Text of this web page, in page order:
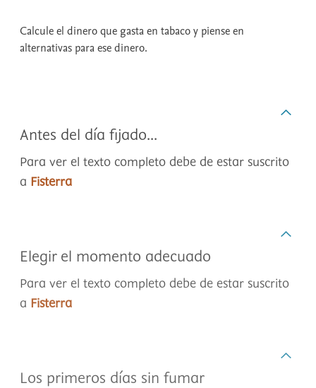
Calcule el dinero que gasta en tabaco y piense en
alternativas para ese dinero.
Antes del día fijado...
Para ver el texto completo debe de estar suscrito
a Fisterra
Elegir el momento adecuado
Para ver el texto completo debe de estar suscrito
a Fisterra
Los primeros días sin fumar